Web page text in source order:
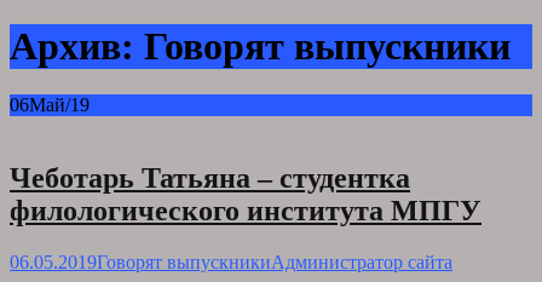
Архив: Говорят выпускники
06Май/19
Чеботарь Татьяна – студентка
филологического института МПГУ
06.05.2019Говорят выпускникиАдминистратор сайта